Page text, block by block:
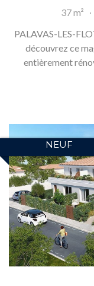
37 m²
PALAVAS-LES-
découvrez ce
entièrement
NEUF